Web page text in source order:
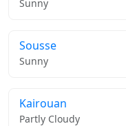
Sunny
Sousse
Sunny
Kairouan
Partly Cloudy